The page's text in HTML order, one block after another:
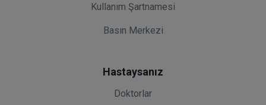
Kullanım Şartnamesi
Basın Merkezi
Hastaysanız
Doktorlar